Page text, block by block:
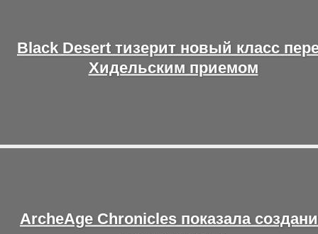
Black Desert тизерит новый класс
Хидельским приемом
ArcheAge Chronicles показала